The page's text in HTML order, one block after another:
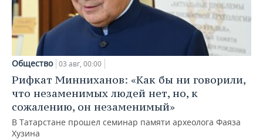
Общество 03 авг, 00:00
Рифкат Минниханов: «Как бы ни говорили,
что незаменимых людей нет, но, к
сожалению, он незаменимый»
В Татарстане прошел семинар памяти археолога Фаяза
Хузина